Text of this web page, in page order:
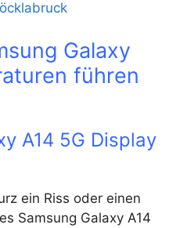
Galaxy
führen
A14 5G Display
ein Riss oder einen
Samsung Galaxy A14